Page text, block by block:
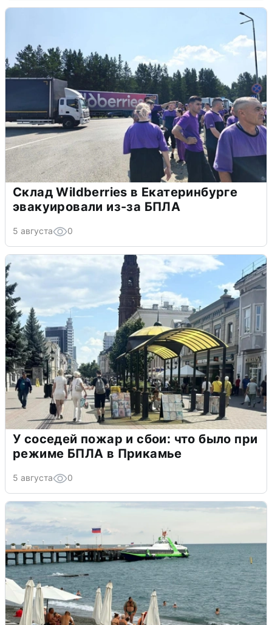
Склад Wildberries в Екатеринбурге
эвакуировали из-за БПЛА
5 августа 0
У соседей пожар и сбои: что было при
режиме БПЛА в Прикамье
5 августа 0